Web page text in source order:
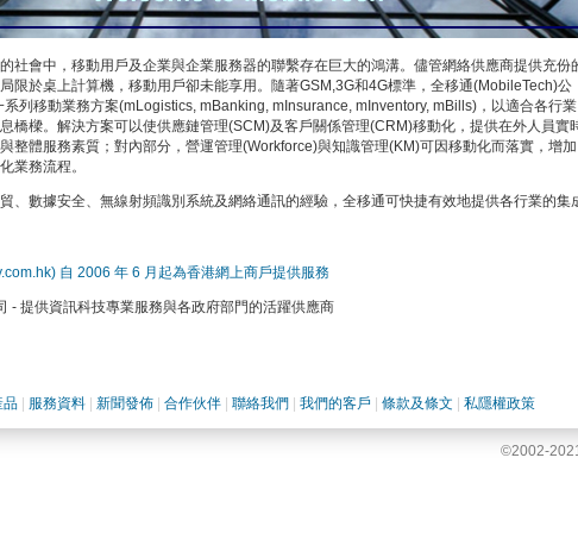
社會中，移動用戶及企業與企業服務器的聯繫存在巨大的鴻溝。儘管網絡供應商提供充份
局限於桌上計算機，移動用戶卻未能享用。隨著GSM,3G和4G標準，全移通(MobileTech)公
列移動業務方案(mLogistics, mBanking, mInsurance, mInventory, mBills)，以適合各行業
橋樑。解決方案可以使供應鏈管理(SCM)及客戶關係管理(CRM)移動化，提供在外人員實
整體服務素質；對內部分，營運管理(Workforce)與知識管理(KM)可因移動化而落實，增加
業務流程。
、數據安全、無線射頻識別系統及網絡通訊的經驗，全移通可快捷有效地提供各行業的集
自 2006 年 6 月起為香港網上商戶提供服務
- 提供資訊科技專業服務與各政府部門的活躍供應商
品 服務資料 新聞發佈 合作伙伴 聯絡我們 我們的客戶 條款及條文 私隱權政策
©2002-